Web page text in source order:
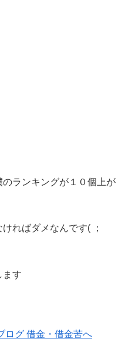
ランキングが１０個上が
ればダメなんです( ；
ます